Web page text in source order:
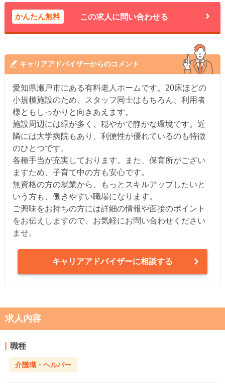
かんたん無料 この求人に問い合わせる
キャリアアドバイザーからのコメント
愛知県瀬戸市にある有料老人ホームです。20床ほどの
小規模施設のため、スタッフ同士はもちろん、利用者
様ともしっかりと向きあえます。
施設周辺には緑が多く、穏やかで静かな環境です。近
隣には大学病院もあり、利便性が優れているのも特徴
のひとつです。
各種手当が充実しております。また、保育所がござい
ますため、子育て中の方も安心です。
無資格の方の就業から、もっとスキルアップしたいと
いう方も、働きやすい職場になります。
ご興味をお持ちの方には詳細の情報や面接のポイント
をお伝えしますので、お気軽にお問い合わせください
ませ。
キャリアアドバイザーに相談する
求人内容
職種
介護職・ヘルパー